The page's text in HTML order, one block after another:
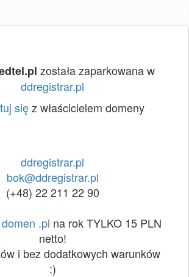
została zaparkowana w
ddregistrar.pl
sięz właścicielem domeny
ddregistrar.pl
bok@ddregistrar.pl
(+48) 22 211 22 90
.pl na rok TYLKO 15 PLN
netto!
i bez dodatkowych warunków
:)